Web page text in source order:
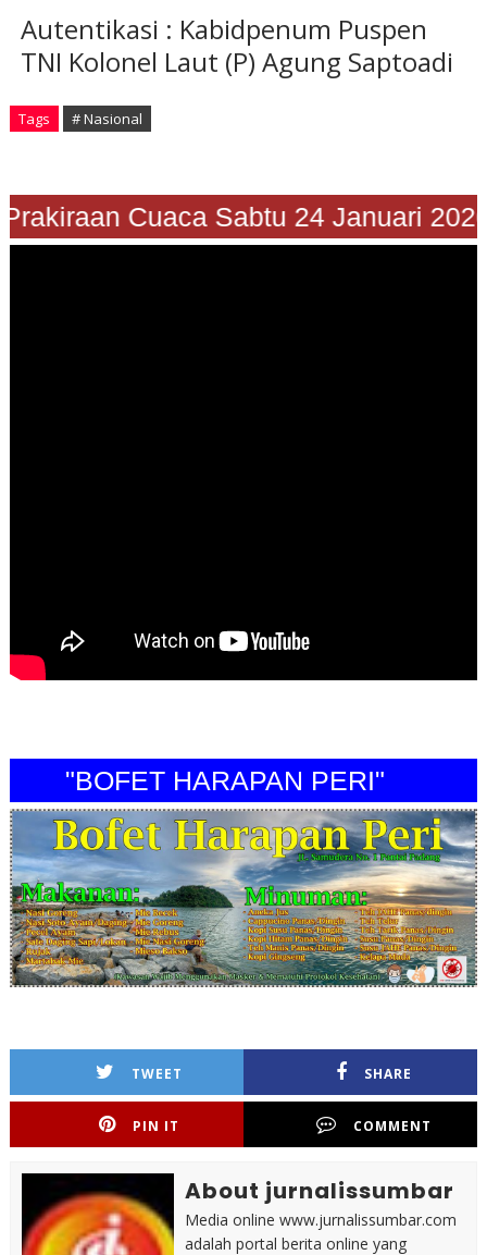
Autentikasi : Kabidpenum Puspen
TNI Kolonel Laut (P) Agung Saptoadi
Tags # Nasional
Cuaca Sabtu 24 Januari 2026"
"BOFET HARAPAN PERI"
TWEET SHARE
PIN IT COMMENT
About jurnalissumbar
Media online www.jurnalissumbar.com
adalah portal berita online yang